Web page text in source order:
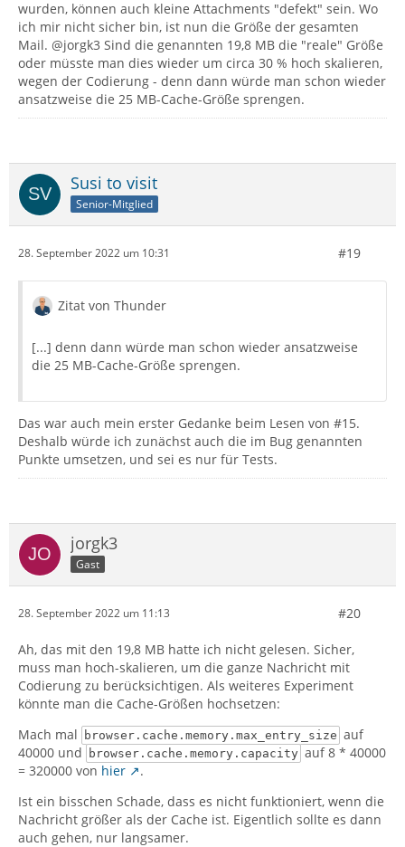
wurden, können auch kleine Attachments "defekt" sein. Wo
ich mir nicht sicher bin, ist nun die Größe der gesamten
Mail. @jorgk3 Sind die genannten 19,8 MB die "reale" Größe
oder müsste man dies wieder um circa 30 % hoch skalieren,
wegen der Codierung - denn dann würde man schon wieder
ansatzweise die 25 MB-Cache-Größe sprengen.
Susi to visit
Senior-Mitglied
28. September 2022 um 10:31 #19
Zitat von Thunder
[...] denn dann würde man schon wieder ansatzweise
die 25 MB-Cache-Größe sprengen.
Das war auch mein erster Gedanke beim Lesen von #15.
Deshalb würde ich zunächst auch die im Bug genannten
Punkte umsetzen, und sei es nur für Tests.
jorgk3
Gast
28. September 2022 um 11:13 #20
Ah, das mit den 19,8 MB hatte ich nicht gelesen. Sicher,
muss man hoch-skalieren, um die ganze Nachricht mit
Codierung zu berücksichtigen. Als weiteres Experiment
könnte man die Cache-Größen hochsetzen:
Mach mal
browser.cache.memory.max_entry_size auf
40000 und
browser.cache.memory.capacity auf 8 * 40000
= 320000 von hier
.
Ist ein bisschen Schade, dass es nicht funktioniert, wenn die
Nachricht größer als der Cache ist. Eigentlich sollte es dann
auch gehen, nur langsamer.